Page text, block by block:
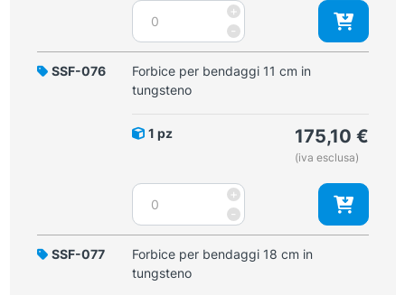
-
Forbice
bendaggi
18
cm
+
SSF-076
Forbice per bendaggi 11 cm in
tungsteno
1 pz 175,10 €
(iva esclusa)
-
Forbice
bendaggi
11
cm
+
SSF-077
Forbice per bendaggi 18 cm in
tungsteno